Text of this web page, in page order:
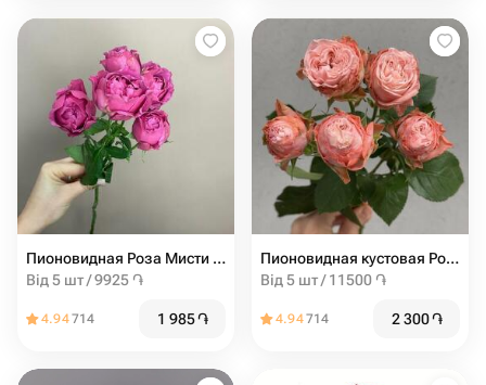
Пионовидная Роза Мисти баблс от 5шт
Від 5 шт / 9925 ֏
4.94714 1 985֏
Пионовидная кустовая Роза Madam Bombastic штучно (от 5 шт)
Від 5 шт / 11500 ֏
4.94714 2 300֏